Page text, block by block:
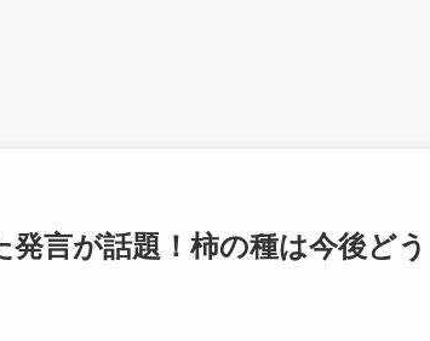
言が話題！柿の種は今後どう